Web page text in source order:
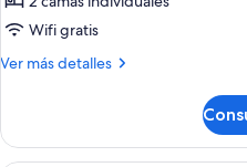
con
camas
Wifi gratis
Ver más detalles
Más
con